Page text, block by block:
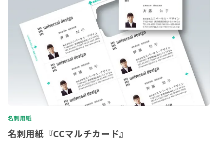
名刺用紙
名刺用紙『CCマルチカード』